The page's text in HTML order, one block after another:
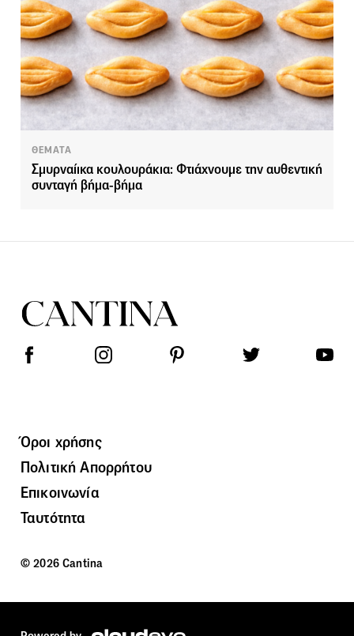
ΘΕΜΑΤΑ
Σμυρναίικα κουλουράκια: Φτιάχνουμε την αυθεντική
συνταγή βήμα-βήμα
Όροι χρήσης
Πολιτική Απορρήτου
Επικοινωνία
Ταυτότητα
© 2026 Cantina